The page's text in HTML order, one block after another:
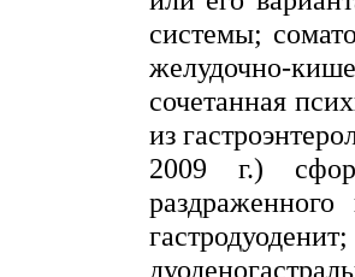
системы;
желудочно-
сочетанная
из
2009 г.)